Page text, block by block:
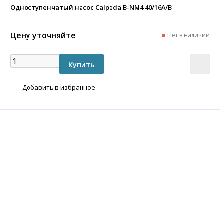
Одноступенчатый насос Calpeda B-NM4 40/16A/B
Цену уточняйте Нет в наличии
Добавить в избранное